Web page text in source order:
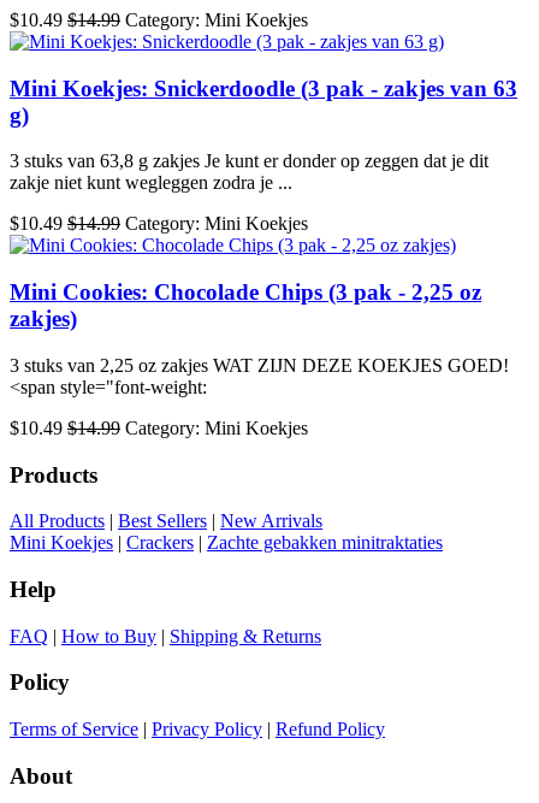
$10.49 $14.99 Category: Mini Koekjes
Mini Koekjes: Snickerdoodle (3 pak - zakjes van 63
g)
3 stuks van 63,8 g zakjes Je kunt er donder op zeggen dat je dit
zakje niet kunt wegleggen zodra je ...
$10.49 $14.99 Category: Mini Koekjes
Mini Cookies: Chocolade Chips (3 pak - 2,25 oz
zakjes)
3 stuks van 2,25 oz zakjes WAT ZIJN DEZE KOEKJES GOED!
<span style="font-weight:
$10.49 $14.99 Category: Mini Koekjes
Products
All Products | Best Sellers | New Arrivals
Mini Koekjes | Crackers | Zachte gebakken minitraktaties
Help
FAQ | How to Buy | Shipping & Returns
Policy
Terms of Service | Privacy Policy | Refund Policy
About